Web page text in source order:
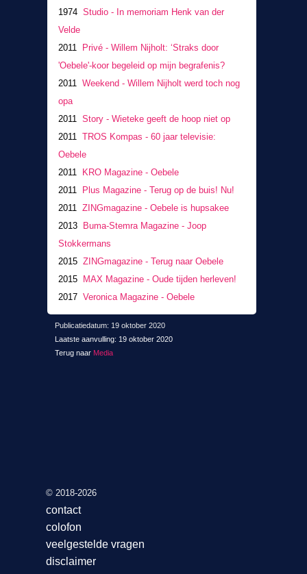
1974 Studio - In memoriam Henk van der
Velde
2011
Privé - Willem Nijholt: ‘Straks door
'Oebele'-koor begeleid op mijn begrafenis?
2011 Weekend - Willem Nijholt werd toch nog
opa
2011 Story - Wieteke geeft de hoop niet op
2011 TROS Kompas - 60 jaar televisie:
Oebele
2011
KRO Magazine - Oebele
2011
Plus Magazine - Terug op de buis! Nu!
2011 ZINGmagazine - Oebele is hupsakee
2013
Buma-Stemra Magazine - Joop
Stokkermans
2015 ZINGmagazine - Terug naar Oebele
2015
MAX Magazine - Oude tijden herleven!
2017 Veronica Magazine - Oebele
Publicatiedatum: 19 oktober 2020
Laatste aanvulling: 19 oktober 2020
Terug naar Media
© 2018-2026
contact
colofon
veelgestelde vragen
disclaimer